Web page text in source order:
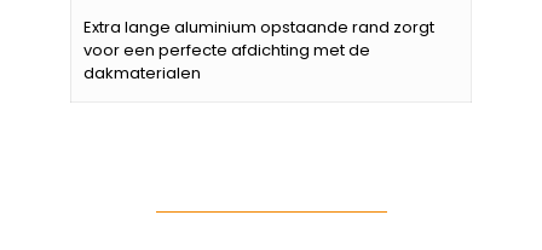
Extra lange aluminium opstaande rand zorgt
voor een perfecte afdichting met de
dakmaterialen